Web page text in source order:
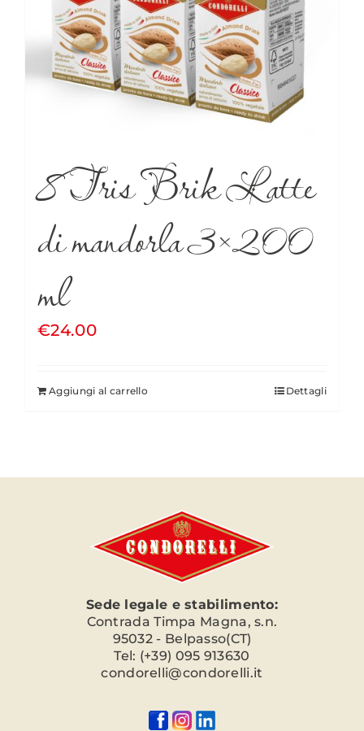
8 Tris Brik Latte
di mandorla 3×200
ml
€24.00
Aggiungi al carrello Dettagli
Sede legale e stabilimento:
Contrada Timpa Magna, s.n.
95032 - Belpasso(CT)
Tel: (+39) 095 913630
condorelli@condorelli.it